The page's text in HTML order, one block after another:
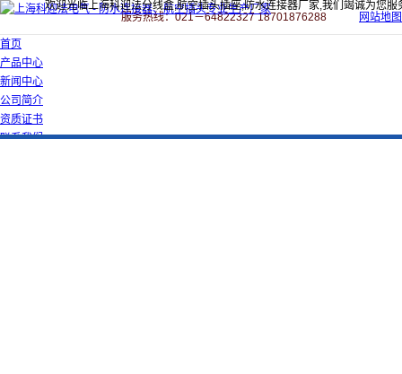
欢迎光临上海科迎法分线盒,航空插头插座,防水连接器厂家,我们竭诚为您服
服务热线：021－64822327 18701876288
网站地图
首页
产品中心
新闻中心
公司简介
资质证书
联系我们